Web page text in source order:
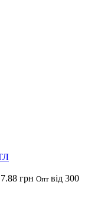
грн Опт від 300